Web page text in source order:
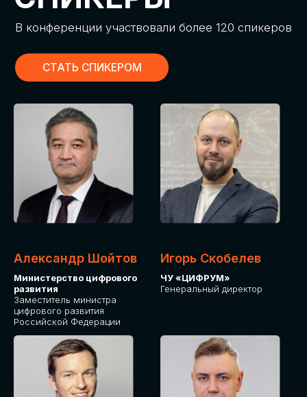
Александр Шойтов
Министерство цифрового
развития
Заместитель министра
цифрового развития
Российской Федерации
Игорь Скобелев
ЧУ «ЦИФРУМ»
Генеральный директор